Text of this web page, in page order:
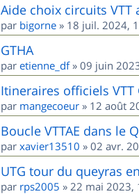
Aide choix circuits
par bigorne » 18 juil. 2024,
GTHA
par etienne_df» 09 juin
Itineraires officiels VTT
par mangecoeur » 12 août
Boucle VTTAE dans le
par xavier13510 » 02 avr.
UTG tour du queyras
par rps2005 » 22 mai 2023,